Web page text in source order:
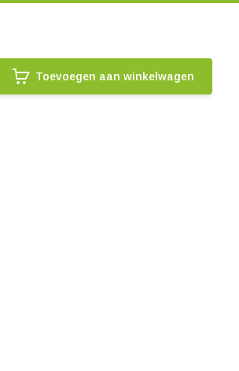
Toevoegen aan winkelwagen